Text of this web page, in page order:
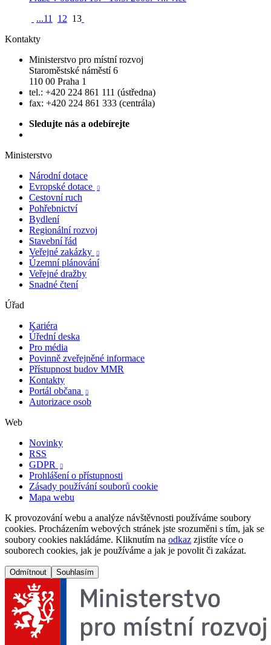
...11 12 13
Kontakty
Ministerstvo pro místní rozvoj
Staroměstské náměstí 6
110 00 Praha 1
tel.: +420 224 861 111 (ústředna)
fax: +420 224 861 333 (centrála)
Sledujte nás a odebírejte
Ministerstvo
Národní dotace
Evropské dotace

Cestovní ruch
Pohřebnictví
Bydlení
Regionální rozvoj
Stavební řád
Veřejné zakázky

Územní plánování
Veřejné dražby
Snadné čtení
Úřad
Kariéra
Úřední deska
Pro média
Povinně zveřejněné informace
Přístupnost budov MMR
Kontakty
Portál občana

Autorizace osob
Web
Novinky
RSS
GDPR

Prohlášení o přístupnosti
Zásady používání souborů cookie
Mapa webu
K provozování webu a analýze návštěvnosti používáme soubory
cookies. Procházením webových stránek jste srozuměni s tím, jak se
soubory cookies nakládáme. Kliknutím na odkaz zjistíte více o
souborech cookies, jak je používáme a jak je povolit či zakázat.
Odmítnout Souhlasím